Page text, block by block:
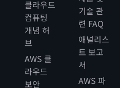
클라우드
컴퓨팅
개념 허
브
AWS 클
라우드
보안
기술 관
련 FAQ
애널리스
트 보고
서
AWS 파